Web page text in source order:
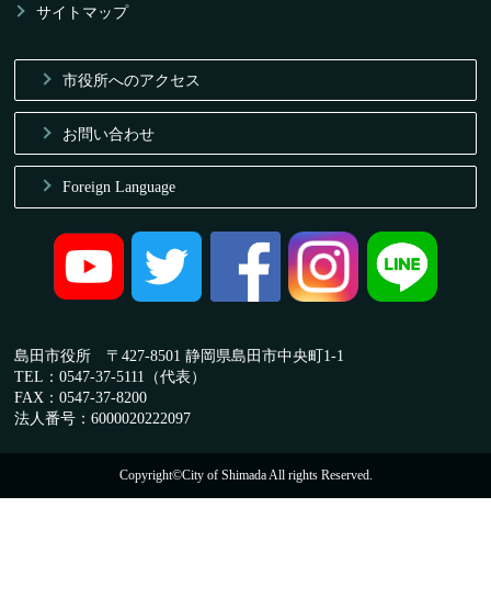
サイトマップ
市役所へのアクセス
お問い合わせ
Foreign Language
島田市役所 〒427-8501 静岡県島田市中央町1-1
TEL：0547-37-5111（代表）
FAX：0547-37-8200
法人番号：6000020222097
Copyright©City of Shimada All rights Reserved.